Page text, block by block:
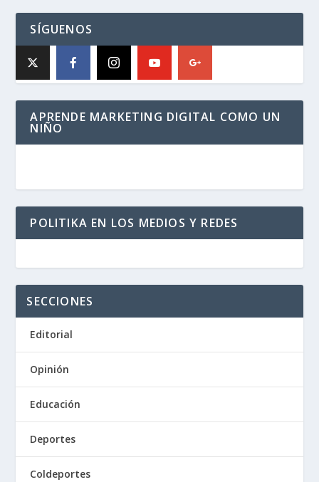
SÍGUENOS
APRENDE MARKETING DIGITAL COMO UN
NIÑO
POLITIKA EN LOS MEDIOS Y REDES
SECCIONES
Editorial
Opinión
Educación
Deportes
Coldeportes